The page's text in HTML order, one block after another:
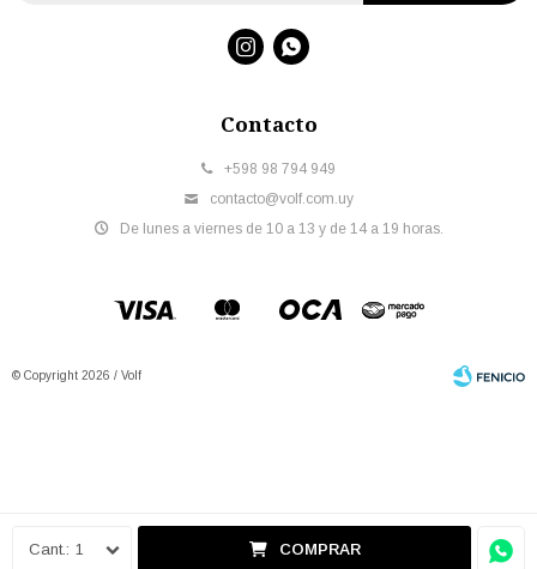
1 COMPRAR
Contacto
+598 98 794 949
contacto@volf.com.uy
De lunes a viernes de 10 a 13 y de 14 a 19 horas.
 
© Copyright 2026 / Volf
Fenicio